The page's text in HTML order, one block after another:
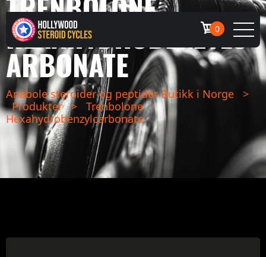
0
HEXAHYDROBENZYLC
ARBONATE
Anabole steroider og peptider Butikk i Norge
>
Produkter >
Trenbolone
Hexahydrobenzylcarbonate